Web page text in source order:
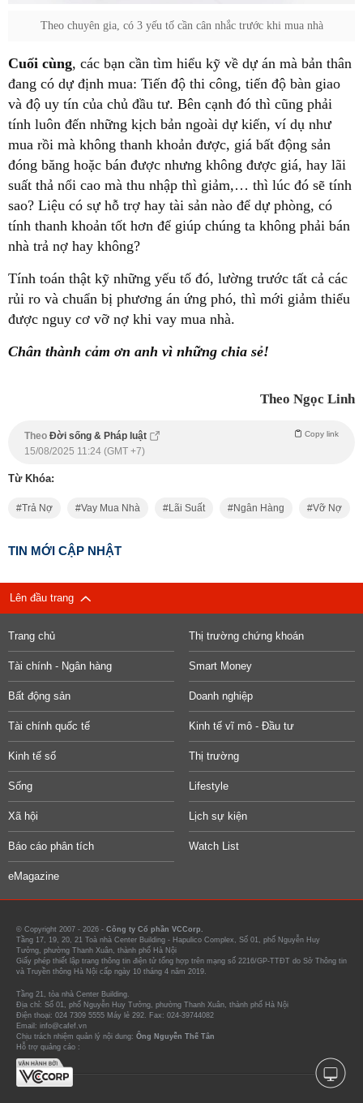
Theo chuyên gia, có 3 yếu tố cần cân nhắc trước khi mua nhà
Cuối cùng, các bạn cần tìm hiểu kỹ về dự án mà bản thân
đang có dự định mua: Tiến độ thi công, tiến độ bàn giao
và độ uy tín của chủ đầu tư. Bên cạnh đó thì cũng phải
tính luôn đến những kịch bản ngoài dự kiến, ví dụ như
mua rồi mà không thanh khoản được, giá bất động sản
đóng băng hoặc bán được nhưng không được giá, hay lãi
suất thả nổi cao mà thu nhập thì giảm,… thì lúc đó sẽ tính
sao? Liệu có sự hỗ trợ hay tài sản nào để dự phòng, có
tính thanh khoản tốt hơn để giúp chúng ta không phải bán
nhà trả nợ hay không?
Tính toán thật kỹ những yếu tố đó, lường trước tất cả các
rủi ro và chuẩn bị phương án ứng phó, thì mới giảm thiểu
được nguy cơ vỡ nợ khi vay mua nhà.
Chân thành cảm ơn anh vì những chia sẻ!
Theo Ngọc Linh
Theo Đời sống & Pháp luật Copy link
15/08/2025 11:24 (GMT +7)
Từ Khóa:
Trả Nợ Vay Mua Nhà Lãi Suất Ngân Hàng Vỡ Nợ
TIN MỚI CẬP NHẬT
Lên đầu trang
Trang chủ Thị trường chứng khoán
Tài chính - Ngân hàng Smart Money
Bất động sản Doanh nghiệp
Tài chính quốc tế Kinh tế vĩ mô - Đầu tư
Kinh tế số Thị trường
Sống Lifestyle
Xã hội Lịch sự kiện
Báo cáo phân tích Watch List
eMagazine
© Copyright 2007 - 2026 - Công ty Cổ phần VCCorp.
Tầng 17, 19, 20, 21 Toà nhà Center Building - Hapulico Complex, Số 01, phố Nguyễn Huy
Tưởng, phường Thanh Xuân, thành phố Hà Nội
Giấy phép thiết lập trang thông tin điện tử tổng hợp trên mạng số 2216/GP-TTĐT do Sở Thông tin
và Truyền thông Hà Nội cấp ngày 10 tháng 4 năm 2019.
Tầng 21, tòa nhà Center Building.
Địa chỉ: Số 01, phố Nguyễn Huy Tưởng, phường Thanh Xuân, thành phố Hà Nội
Điện thoại: 024 7309 5555 Máy lẻ 292. Fax: 024-39744082
Email: info@cafef.vn
Chịu trách nhiệm quản lý nội dung: Ông Nguyễn Thế Tân
Hỗ trợ quảng cáo :